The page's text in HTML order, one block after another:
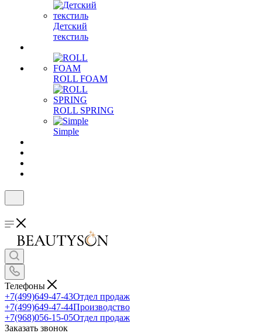
Детский
текстиль
ROLL FOAM
ROLL SPRING
Simple
Телефоны
+7(499)649-47-43Отдел продаж
+7(499)649-47-44Производство
+7(968)056-15-05Отдел продаж
Заказать звонок